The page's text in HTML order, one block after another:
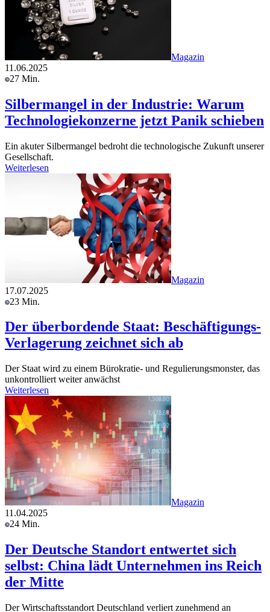
Magazin
11.06.2025
27 Min.
Silbermangel in der Industrie: Warum
Technologiekonzerne jetzt Panik schieben
Ein akuter Silbermangel bedroht die technologische Zukunft unserer
Gesellschaft.
Weiterlesen
Magazin
17.07.2025
23 Min.
Der überbordende Staat: Beschäftigungs-
Verlagerung zeichnet sich ab
Der Staat wird zu einem Bürokratie- und Regulierungsmonster, das
unkontrolliert weiter anwächst
Weiterlesen
Magazin
11.04.2025
24 Min.
Der Deutsche Standort entwertet sich
selbst: China lädt Unternehmen ins Reich
der Mitte
Der Wirtschaftsstandort Deutschland verliert zunehmend an